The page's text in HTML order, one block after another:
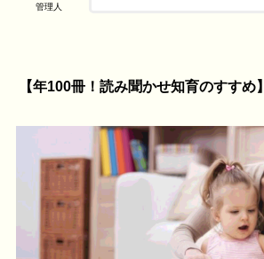
管理人
【年100冊！読み聞かせ知育のすすめ】